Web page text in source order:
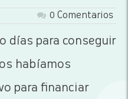
0 Comentarios
días para conseguir
habíamos
para financiar